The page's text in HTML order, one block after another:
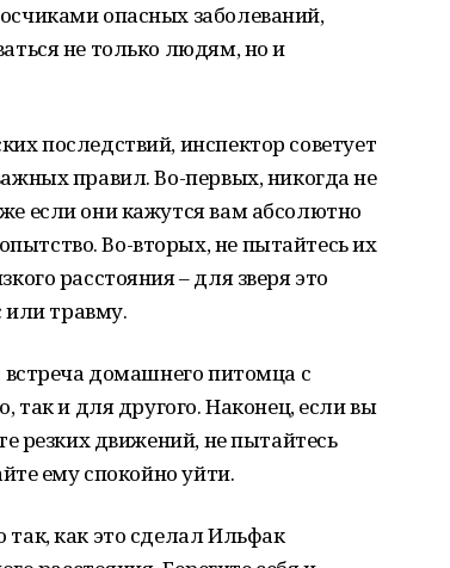
опасных заболеваний,
не только людям, но и
последствий, инспектор советует
правил. Во-первых, никогда не
если они кажутся вам абсолютно
Во-вторых, не пытайтесь их
расстояния – для зверя это
или травму.
встреча домашнего питомца с
так и для другого. Наконец, если вы
резких движений, не пытайтесь
ему спокойно уйти.
как это сделал Ильфак